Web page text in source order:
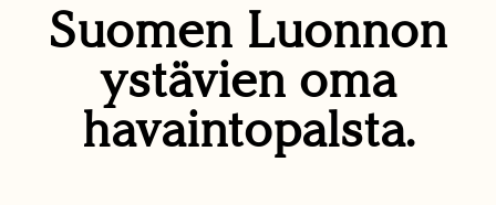
Suomen Luonnon
ystävien oma
havaintopalsta.